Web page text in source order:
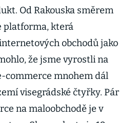
Od Rakouska směrem
platforma, která
obchodů jako
že jsme vyrostli na
commerce mnohem dál
visegrádské čtyřky. Pár
na maloobchodě je v